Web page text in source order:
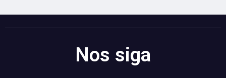
Nos siga